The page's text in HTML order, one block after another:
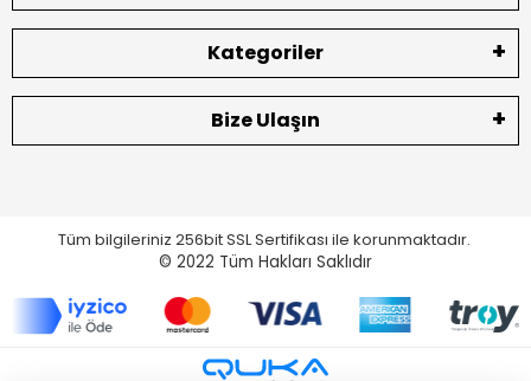
Kategoriler
Bize Ulaşın
Tüm bilgileriniz 256bit SSL Sertifikası ile korunmaktadır.
© 2022 Tüm Hakları Saklıdır